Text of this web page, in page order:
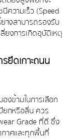
ความเร็ว (Speed
างสามารถรองรับ
งการเกิดอุบัติเหตุ
ยึดเกาะถนน
งข้ามในการเลือก
ยกหรือลื่น ควร
Grade ที่ดี ซึ่ง
าศและทุกพื้นที่